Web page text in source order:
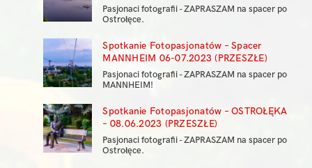
Pasjonaci fotografii - ZAPRASZAM na spacer po
Ostrołęce.
Spotkanie Fotopasjonatów – Spacer
MANNHEIM 06-07.2023 (PRZESZŁE)
Pasjonaci fotografii - ZAPRASZAM na spacer po
MANNHEIM!
Spotkanie Fotopasjonatów – OSTROŁĘKA
– 08.06.2023 (PRZESZŁE)
Pasjonaci fotografii - ZAPRASZAM na spacer po
Ostrołęce.